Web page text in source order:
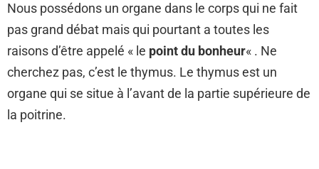
Nous possédons un organe dans le corps qui ne fait
pas grand débat mais qui pourtant a toutes les
raisons d’être appelé « le point du bonheur« . Ne
cherchez pas, c’est le thymus. Le thymus est un
organe qui se situe à l’avant de la partie supérieure de
la poitrine.